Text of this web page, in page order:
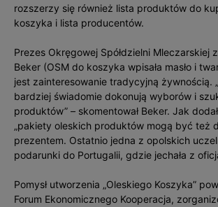
rozszerzy się również lista produktów do
koszyka i lista producentów.
Prezes Okręgowej Spółdzielni Mleczarskiej
Beker (OSM do koszyka wpisała masło i
jest zainteresowanie tradycyjną żywnością.
bardziej świadomie dokonują wyborów i
produktów” – skomentował Beker. Jak
„pakiety oleskich produktów mogą być też
prezentem. Ostatnio jedna z opolskich
podarunki do Portugalii, gdzie jechała z
Pomysł utworzenia „Oleskiego Koszyka”
Forum Ekonomicznego Kooperacja,